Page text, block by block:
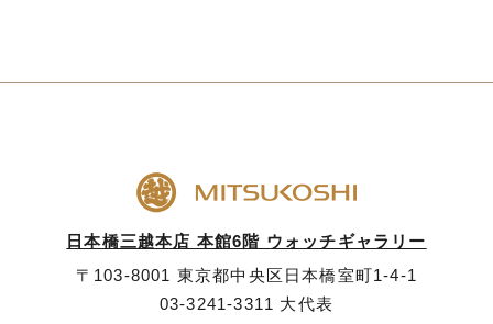
日本橋三越本店 本館6階 ウォッチギャラリー
〒103-8001 東京都中央区日本橋室町1-4-1
03-3241-3311 大代表